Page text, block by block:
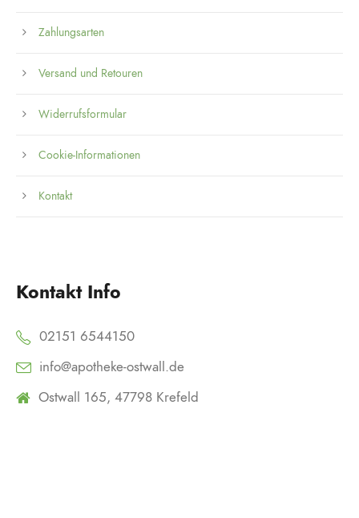
Zahlungsarten
Versand und Retouren
Widerrufsformular
Cookie-Informationen
Kontakt
Kontakt Info
02151 6544150
info@apotheke-ostwall.de
Ostwall 165, 47798 Krefeld